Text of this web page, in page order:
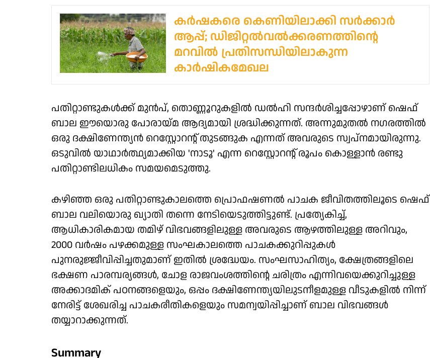
കര്‍ഷകരെ കെണിയിലാക്കി സര്‍ക്കാര്‍
ആപ്പ്; ഡിജിറ്റല്‍വല്‍ക്കരണത്തിന്റെ
മറവില്‍ പ്രതിസന്ധിയിലാകുന്ന
കാര്‍ഷികമേഖല
പതിറ്റാണ്ടുകൾക്ക് മുൻപ്, തൊണ്ണൂറുകളിൽ ഡൽഹി സന്ദർശിച്ചപ്പോഴാണ് ഷെഫ്
ബാല ഈയൊരു പോരായ്മ ആദ്യമായി ശ്രദ്ധിക്കുന്നത്. അന്നുമുതൽ നഗരത്തിൽ
ഒരു ദക്ഷിണേന്ത്യൻ റെസ്റ്റോറന്റ് തുടങ്ങുക എന്നത് അവരുടെ സ്വപ്നമായിരുന്നു.
ഒടുവിൽ യാഥാർത്ഥ്യമാക്കിയ 'നാടൂ' എന്ന റെസ്റ്റോറന്റ് രൂപം കൊള്ളാൻ രണ്ടു
പതിറ്റാണ്ടിലധികം സമയമെടുത്തു.
കഴിഞ്ഞ ഒരു പതിറ്റാണ്ടുകാലത്തെ പ്രൊഫഷണൽ പാചക ജീവിതത്തിലൂടെ ഷെഫ്
ബാല വലിയൊരു ഖ്യാതി തന്നെ നേടിയെടുത്തിട്ടുണ്ട്. പ്രത്യേകിച്ച്,
ആധികാരികമായ തമിഴ് വിഭവങ്ങളിലുള്ള അവരുടെ ആഴത്തിലുള്ള അറിവും,
2000 വർഷം പഴക്കമുള്ള സംഘകാലത്തെ പാചകക്കുറിപ്പുകൾ
പുനരുജ്ജീവിപ്പിച്ചതുമാണ് ഇതിൽ ശ്രദ്ധേയം. സംഘസാഹിത്യം, ക്ഷേത്രങ്ങളിലെ
ഭക്ഷണ പാരമ്പര്യങ്ങൾ, ചോള രാജവംശത്തിന്റെ ചരിത്രം എന്നിവയെക്കുറിച്ചുള്ള
അക്കാദമിക് പഠനങ്ങളെയും, ഒപ്പം ദക്ഷിണേന്ത്യയിലുടനീളമുള്ള വീടുകളിൽ നിന്ന്
നേരിട്ട് ശേഖരിച്ച പാചകരീതികളെയും സമന്വയിപ്പിച്ചാണ് ബാല വിഭവങ്ങൾ
തയ്യാറാക്കുന്നത്.
Summary